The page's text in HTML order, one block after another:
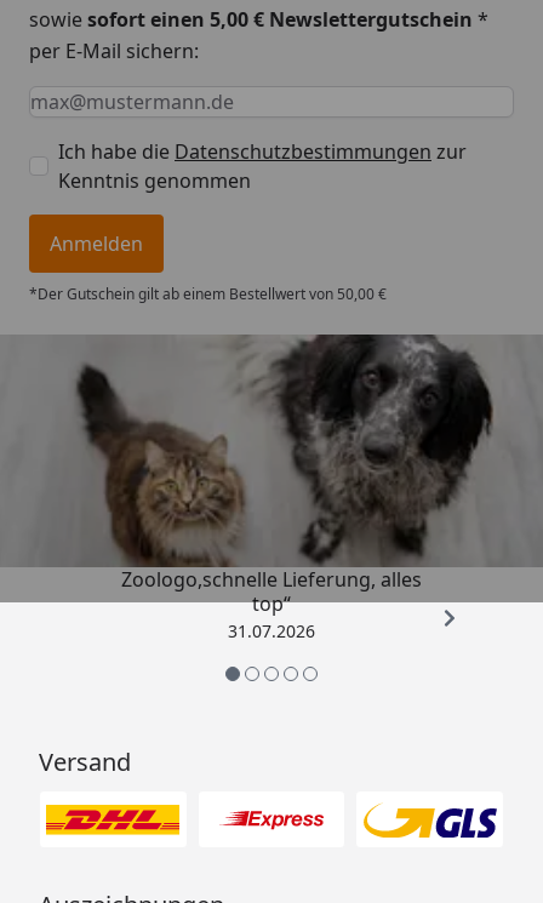
sowiesofort einen 5,00 € Newslettergutschein *
per E-Mail sichern:
Keine Eingabe erforderlich
Eingabe erforderlich
E-Mail *
Ich habe die Datenschutzbestimmungen zur
Kenntnis genommen
Anmelden
*Der Gutschein gilt ab einem Bestellwert von 50,00 €
Trusted Shops
/ 5
„Gute Erfahrung mit
Zoologo,schnelle Lieferung, alles
top“
31.07.2026
Versand